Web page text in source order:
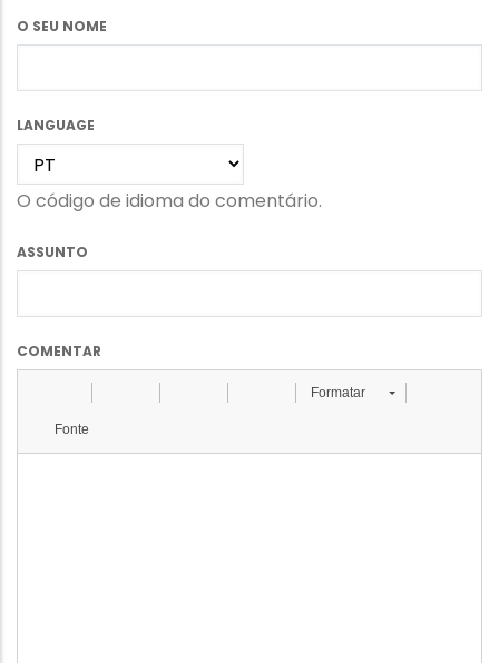
O SEU NOME
LANGUAGE
O código de idioma do comentário.
ASSUNTO
COMENTAR
Formatar
Fonte